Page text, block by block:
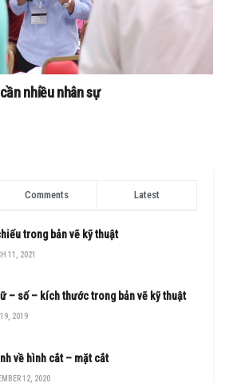
nhiều nhân sự
Comments Latest
trong bản vẽ kỹ thuật
11, 2021
– số – kích thước trong bản vẽ kỹ thuật
2019
về hình cắt – mặt cắt
12, 2020